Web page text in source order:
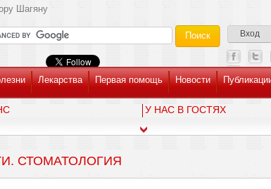
Вход
Шагяну
Лекарства Первая помощь Новости
У НАС В ГОСТЯХ
СТОМАТОЛОГИЯ